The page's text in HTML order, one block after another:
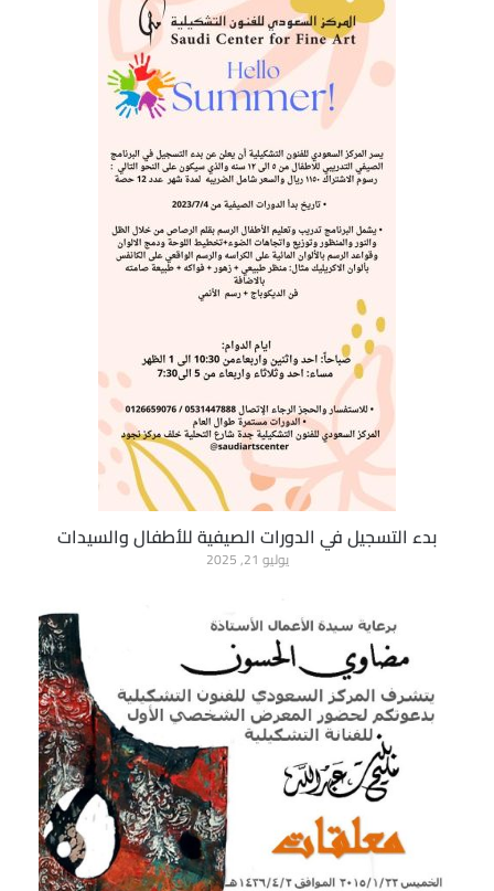
بدء التسجيل في الدورات الصيفية للأطفال والسيدات
يوليو 21, 2025